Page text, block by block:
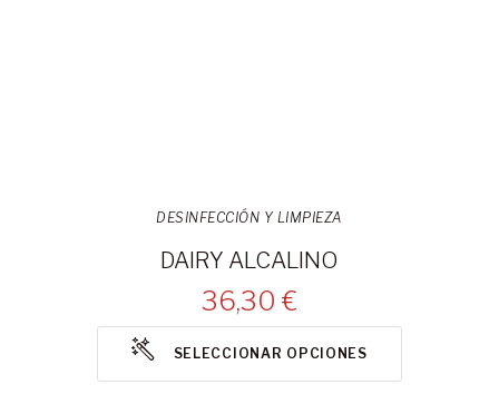
DESINFECCIÓN Y LIMPIEZA
DAIRY ALCALINO
36,30 €
SELECCIONAR OPCIONES